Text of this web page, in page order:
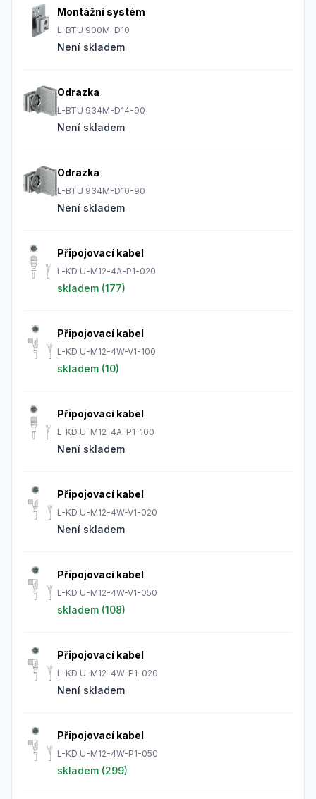
Montážní systém
L-BTU 900M-D10
Není skladem
Odrazka
L-BTU 934M-D14-90
Není skladem
Odrazka
L-BTU 934M-D10-90
Není skladem
Připojovací kabel
L-KD U-M12-4A-P1-020
skladem (177)
Připojovací kabel
L-KD U-M12-4W-V1-100
skladem (10)
Připojovací kabel
L-KD U-M12-4A-P1-100
Není skladem
Připojovací kabel
L-KD U-M12-4W-V1-020
Není skladem
Připojovací kabel
L-KD U-M12-4W-V1-050
skladem (108)
Připojovací kabel
L-KD U-M12-4W-P1-020
Není skladem
Připojovací kabel
L-KD U-M12-4W-P1-050
skladem (299)